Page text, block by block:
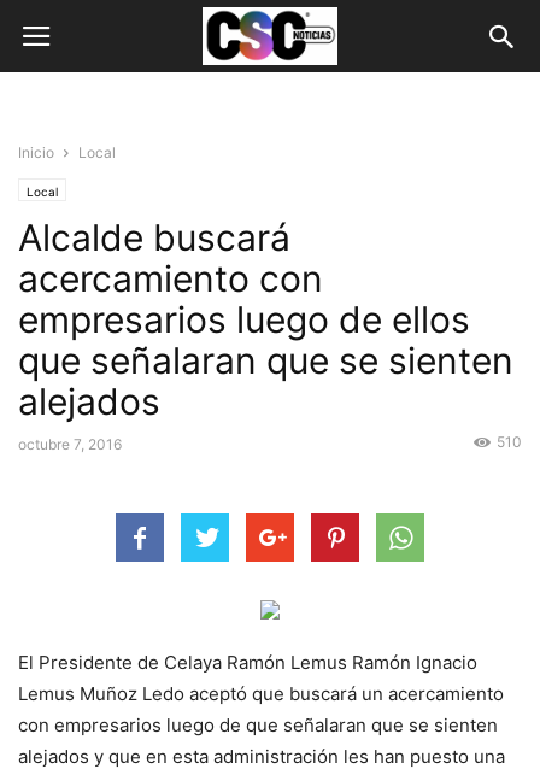
Inicio Local
Local
Alcalde buscará
acercamiento con
empresarios luego de ellos
que señalaran que se sienten
alejados
octubre 7, 2016 510
El Presidente de Celaya Ramón Lemus Ramón Ignacio
Lemus Muñoz Ledo aceptó que buscará un acercamiento
con empresarios luego de que señalaran que se sienten
alejados y que en esta administración les han puesto una